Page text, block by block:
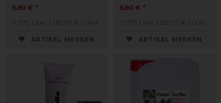
9,90 € *
0.075 Liter | 132,00 € / Liter
ARTIKEL MERKEN
9,90 € *
0.075 Liter | 132,00 € / Liter
ARTIKEL MERKEN